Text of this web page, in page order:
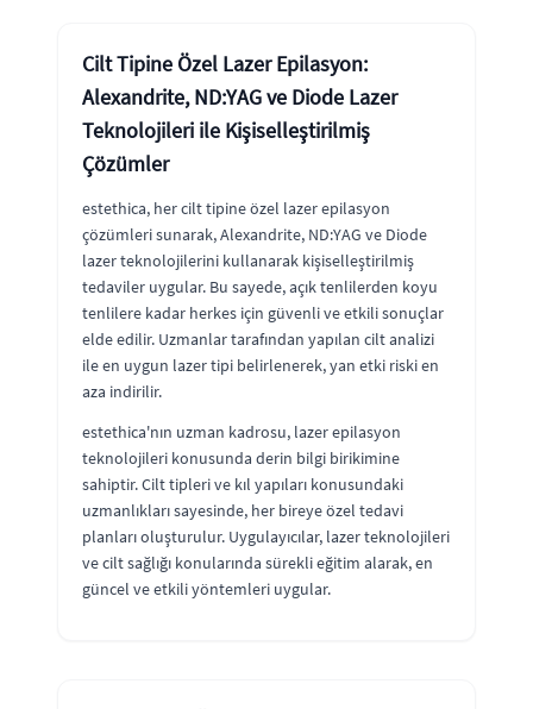
Cilt Tipine Özel Lazer Epilasyon:
Alexandrite, ND:YAG ve Diode Lazer
Teknolojileri ile Kişiselleştirilmiş
Çözümler
estethica, her cilt tipine özel lazer epilasyon
çözümleri sunarak, Alexandrite, ND:YAG ve Diode
lazer teknolojilerini kullanarak kişiselleştirilmiş
tedaviler uygular. Bu sayede, açık tenlilerden koyu
tenlilere kadar herkes için güvenli ve etkili sonuçlar
elde edilir. Uzmanlar tarafından yapılan cilt analizi
ile en uygun lazer tipi belirlenerek, yan etki riski en
aza indirilir.
estethica'nın uzman kadrosu, lazer epilasyon
teknolojileri konusunda derin bilgi birikimine
sahiptir. Cilt tipleri ve kıl yapıları konusundaki
uzmanlıkları sayesinde, her bireye özel tedavi
planları oluşturulur. Uygulayıcılar, lazer teknolojileri
ve cilt sağlığı konularında sürekli eğitim alarak, en
güncel ve etkili yöntemleri uygular.